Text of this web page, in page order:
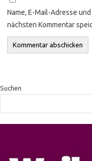
Name, E-Mail-Adresse
nächsten Kommentar
Suchen